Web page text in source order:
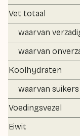
Vet totaal
waarvan
waarvan
Koolhydraten
waarvan suikers
Voedingsvezel
Eiwit